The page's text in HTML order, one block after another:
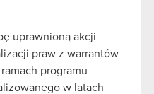
uprawnioną akcji
praw z warrantów
programu
w latach